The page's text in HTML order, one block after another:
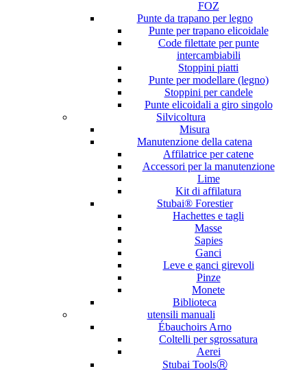
FOZ
Punte da trapano per legno
Punte per trapano elicoidale
Code filettate per punte
intercambiabili
Stoppini piatti
Punte per modellare (legno)
Stoppini per candele
Punte elicoidali a giro singolo
Silvicoltura
Misura
Manutenzione della catena
Affilatrice per catene
Accessori per la manutenzione
Lime
Kit di affilatura
Stubai® Forestier
Hachettes e tagli
Masse
Sapies
Ganci
Leve e ganci girevoli
Pinze
Monete
Biblioteca
utensili manuali
Ébauchoirs Arno
Coltelli per sgrossatura
Aerei
Stubai ToolsⓇ